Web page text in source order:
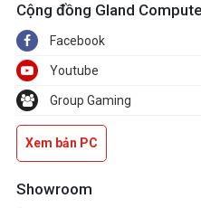
Cộng đồng Gland
Facebook
Youtube
Group Gaming
Xem bản PC
Showroom